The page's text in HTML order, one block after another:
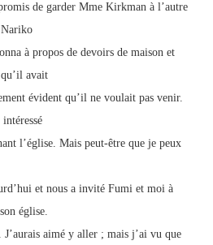
de garder Mme Kirkman à l’autre
Nariko
à propos de devoirs de maison et
avait
évident qu’il ne voulait pas venir.
l’église. Mais peut-être que je peux
et nous a invité Fumi et moi à
église.
aimé y aller ; mais j’ai vu que